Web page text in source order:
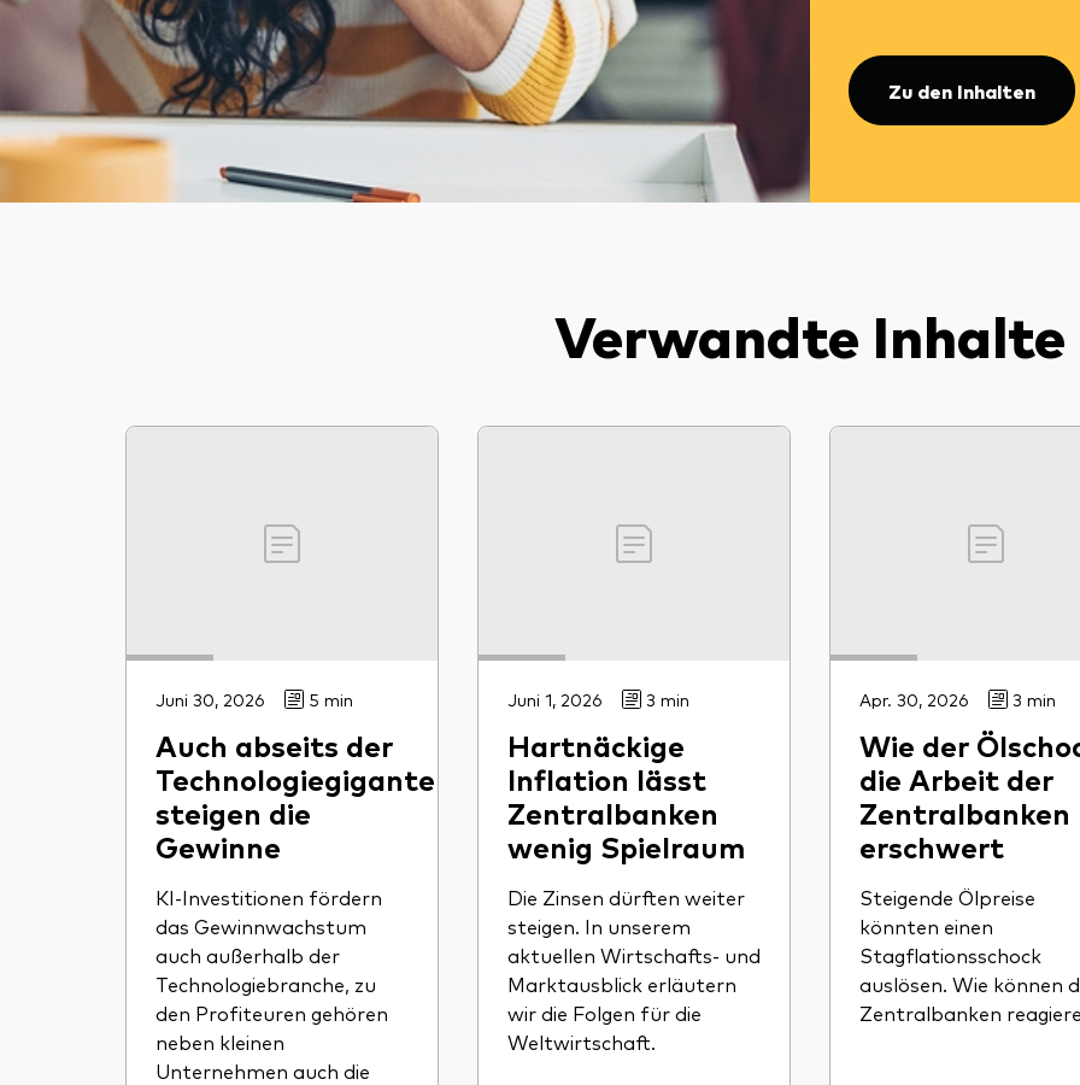
Zu den Inhalten
Verwandte Inhalte
Juni 30, 2026 5 min
Auch abseits der
Technologiegiganten
steigen die
Gewinne
KI-Investitionen fördern
das Gewinnwachstum
auch außerhalb der
Technologiebranche, zu
den Profiteuren gehören
neben kleinen
Unternehmen auch die
Juni 1, 2026 3 min
Hartnäckige
Inflation lässt
Zentralbanken
wenig Spielraum
Die Zinsen dürften weiter
steigen. In unserem
aktuellen Wirtschafts- und
Marktausblick erläutern
wir die Folgen für die
Weltwirtschaft.
Apr. 30, 2026 3 min
Wie der
die Arbeit der
Zentralbanken
erschwert
Steigende Ölpreise
könnten einen
Stagflationsschock
auslösen. Wie können
Zentralbanken